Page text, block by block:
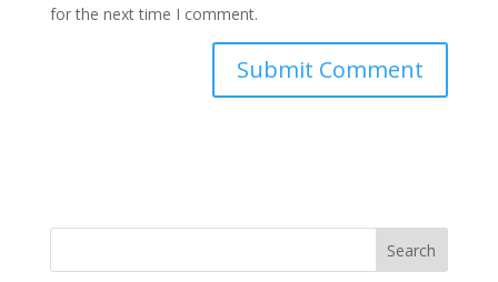
for the next time I comment.
Search